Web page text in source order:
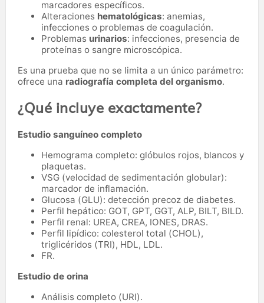
marcadores específicos.
Alteraciones hematológicas: anemias,
infecciones o problemas de coagulación.
Problemas urinarios: infecciones, presencia de
proteínas o sangre microscópica.
Es una prueba que no se limita a un único parámetro:
ofrece una radiografía completa del organismo.
¿Qué incluye exactamente?
Estudio sanguíneo completo
Hemograma completo: glóbulos rojos, blancos y
plaquetas.
VSG (velocidad de sedimentación globular):
marcador de inflamación.
Glucosa (GLU): detección precoz de diabetes.
Perfil hepático: GOT, GPT, GGT, ALP, BILT, BILD.
Perfil renal: UREA, CREA, IONES, DRAS.
Perfil lipídico: colesterol total (CHOL),
triglicéridos (TRI), HDL, LDL.
FR.
Estudio de orina
Análisis completo (URI).